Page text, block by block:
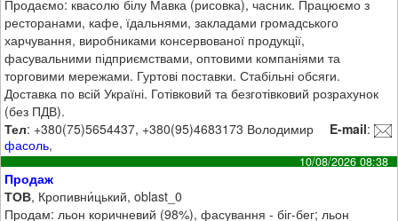
Продаємо: квасолю білу Мавка (рисовка), часник. Працюємо з
ресторанами, кафе, їдальнями, закладами громадського
харчування, виробниками консервованої продукції,
фасувальними підприємствами, оптовими компаніями та
торговими мережами. Гуртові поставки. Стабільні обсяги.
Доставка по всій Україні. Готівковий та безготівковий розрахунок
(без ПДВ).
Тел: +380(75)5654437, +380(95)4683173 Володимир E-mail:
фасоль,
10/08/2026 08:38
Продаж
ТОВ, Кропивни́цький, oblast_0
Продам: льон коричневий (98%), фасування - біг-бег; льон